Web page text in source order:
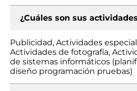
¿Cuáles son sus
Publicidad, Actividades
Actividades de fotografía,
de sistemas informáticos
diseño programación pruebas)